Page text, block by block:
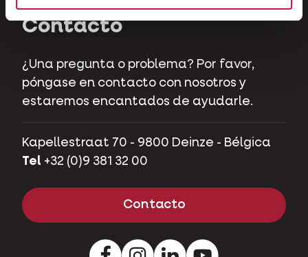
Contacto
¿Una pregunta o problema? Por favor,
póngase en contacto con nosotros y
estaremos encantados de ayudarle.
Kapellestraat 70 - 9800 Deinze - Bélgica
Tel +32 (0)9 381 32 00
Contacto
FacebookInstagramPinterestYoutube